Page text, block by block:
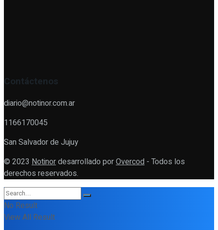
Contáctenos
diario@notinor.com.ar
1166170045
San Salvador de Jujuy
© 2023 Notinordesarrollado porOvercod - Todos los
derechos reservados.
No Result
View All Result